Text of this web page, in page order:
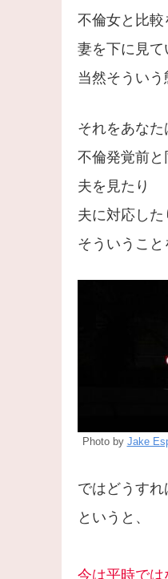
不倫女と比較
妻を下に見て
当然そういう
それをあな
不倫発覚前と
夫を見たり
夫に対応した
そういうこと
Photo by Jake
ではどうすれ
というと、
今は平時では